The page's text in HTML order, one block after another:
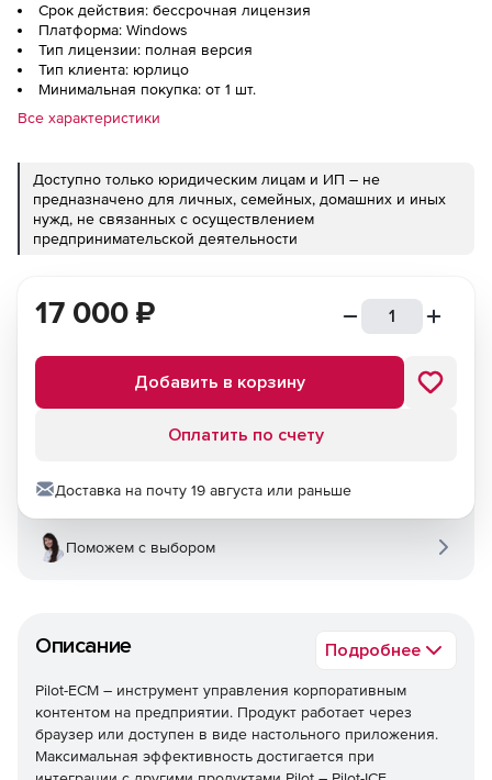
Срок действия: бессрочная лицензия
Платформа: Windows
Тип лицензии: полная версия
Тип клиента: юрлицо
Минимальная покупка: от 1 шт.
Все характеристики
Доступно только юридическим лицам и ИП – не
предназначено для личных, семейных, домашних и иных
нужд, не связанных с осуществлением
предпринимательской деятельности
Описание Подробнее
Pilot-ECM – инструмент управления корпоративным
контентом на предприятии. Продукт работает через
браузер или доступен в виде настольного приложения.
Максимальная эффективность достигается при
17 000 ₽
Добавить в корзину
Оплатить по счету
Доставка на почту 19 августа или раньше
Поможем с выбором